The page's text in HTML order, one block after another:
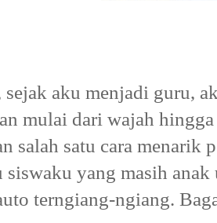
aku menjadi guru,
mulai dari wajah
salah satu cara menarik
siswaku yang masih
terngiang-ngiang.